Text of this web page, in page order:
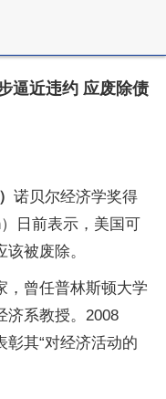
逼近违约 应废除债
诺贝尔经济学奖得
日前表示，美国可
被废除。
，曾任普林斯顿大学
济系教授。2008
其“对经济活动的